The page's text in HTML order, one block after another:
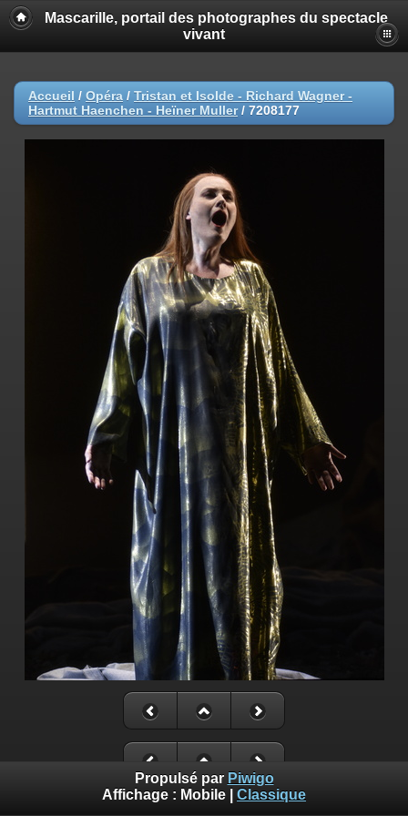
Mascarille, portail des photographes du spectacle
vivant
Accueil / Opéra / Tristan et Isolde - Richard Wagner -
Hartmut Haenchen - Heïner Muller/ 7208177
Propulsé par Piwigo
Affichage : Mobile Classique